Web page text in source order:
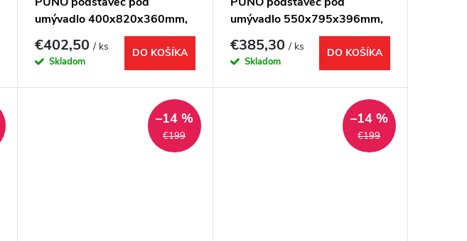
umývadlo 400x820x360mm,
zlato mat
€402,50/ ks
Skladom
DO KOŠÍKA
umývadlo 550x795x396mm,
čierna
€385,30/ ks
Skladom
DO KOŠÍKA
€199
–14 %
€199
–14 %